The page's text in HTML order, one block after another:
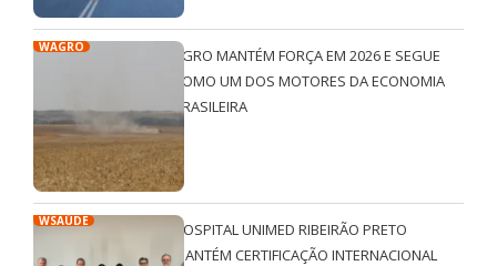
WAGRO
AGRO MANTÉM FORÇA EM 2026 E SEGUE
COMO UM DOS MOTORES DA ECONOMIA
BRASILEIRA
WSAÚDE
HOSPITAL UNIMED RIBEIRÃO PRETO
MANTÉM CERTIFICAÇÃO INTERNACIONAL